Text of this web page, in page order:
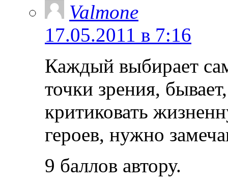
Valmone
17.05.2011 в 7:16
Каждый выбирает
точки зрения,
критиковать
героев, нужно
9 баллов автору.